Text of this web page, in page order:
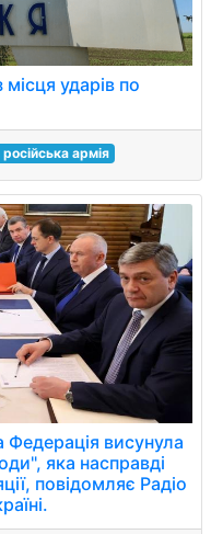
ударів по
армія
Федерація висунула
яка насправді
повідомляє Радіо